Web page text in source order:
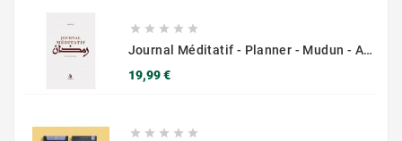
    
Journal Méditatif - Planner - Mudun - Al Bayyinah
19,99 €Prix
    